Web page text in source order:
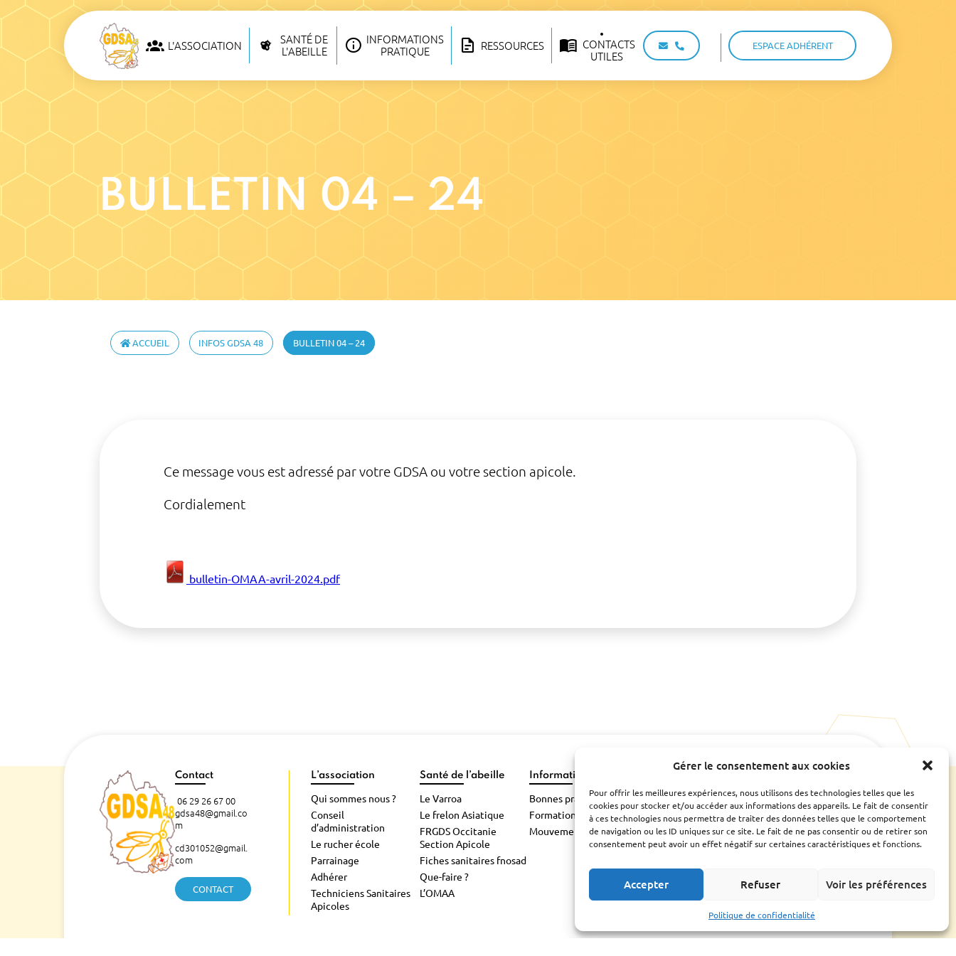
Gérer le consentement aux cookies
Pour offrir les meilleures expériences, nous utilisons des technologies telles que les
cookies pour stocker et/ou accéder aux informations des appareils. Le fait de consentir
à ces technologies nous permettra de traiter des données telles que le comportement
de navigation ou les ID uniques sur ce site. Le fait de ne pas consentir ou de retirer son
consentement peut avoir un effet négatif sur certaines caractéristiques et fonctions.
Accepter Refuser Voir les préférences
Politique de confidentialité
L'ASSOCIATION
SANTÉ DE
L'ABEILLE
INFORMATIONS
PRATIQUE
RESSOURCES
CONTACTS
UTILES
ESPACE ADHÉRENT
BULLETIN 04 – 24
ACCUEIL INFOS GDSA 48 BULLETIN 04 – 24
Ce message vous est adressé par votre GDSA ou votre section apicole.
Cordialement
bulletin-OMAA-avril-2024.pdf
Contact
06 29 26 67 00
gdsa48@gmail.co
m
cd301052@gmail.
com
CONTACT
L’association
Qui sommes nous ?
Conseil
d’administration
Le rucher école
Parrainage
Adhérer
Techniciens Sanitaires
Apicoles
Santé de l’abeille
Le Varroa
Le frelon Asiatique
FRGDS Occitanie
Section Apicole
Fiches sanitaires fnosad
Que-faire ?
L’OMAA
Informations pratique
Bonnes pratiques
Formations
Mouvements d’abeilles
Bilan
Assemblée générale
Fiches conseils et
guides
ESPACE ADHÉRENT